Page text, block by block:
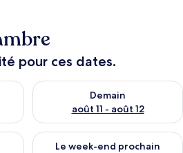
pour ces dates.
ce soir août 10 - août 11
Demain
août 11 - août 12
Vérifier la disponibilité pour
ce week-end août 14 - août 16
Le week-end prochain
Vérifier la disponibilité pour